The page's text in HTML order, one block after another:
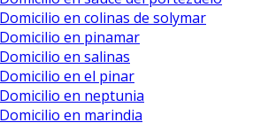
en colinas de solymar
en pinamar
en salinas
en el pinar
en neptunia
en marindia